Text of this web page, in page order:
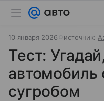
10 января 2026 источник:
Тест:
автомобиль
сугробом